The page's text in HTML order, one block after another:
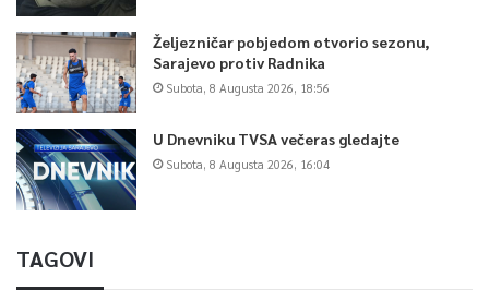
Željezničar pobjedom otvorio sezonu,
Sarajevo protiv Radnika
Subota, 8 Augusta 2026, 18:56
U Dnevniku TVSA večeras gledajte
Subota, 8 Augusta 2026, 16:04
TAGOVI